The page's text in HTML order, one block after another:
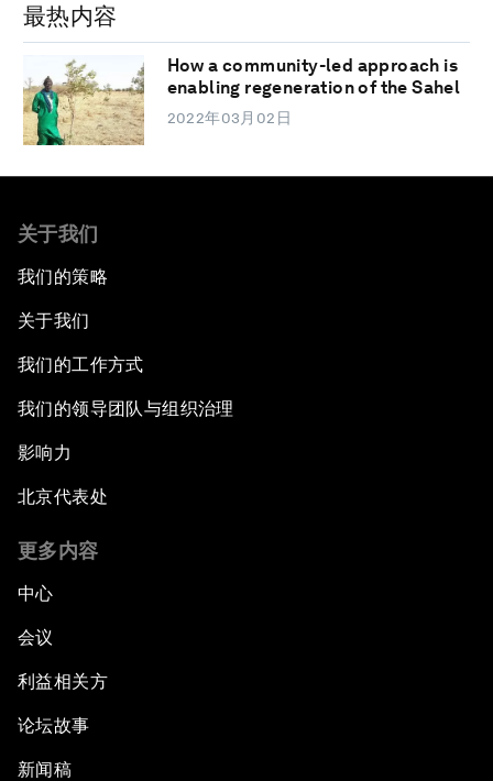
最热内容
How a community-led approach is
enabling regeneration of the Sahel
2022年03月02日
关于我们
我们的策略
关于我们
我们的工作方式
我们的领导团队与组织治理
影响力
北京代表处
更多内容
中心
会议
利益相关方
论坛故事
新闻稿